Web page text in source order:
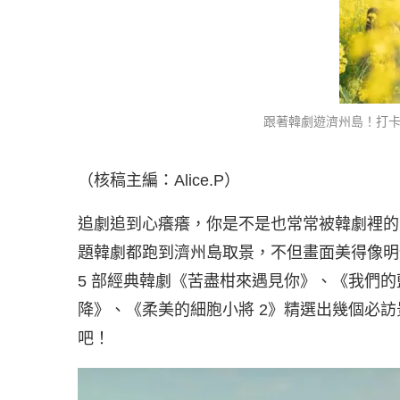
跟著韓劇遊濟州島！打
（核稿主編：Alice.P）
追劇追到心癢癢，你是不是也常常被韓劇裡
題韓劇都跑到濟州島取景，不但畫面美得像
5 部經典韓劇《苦盡柑來遇見你》、《我們
降》、《柔美的細胞小將 2》精選出幾個必
吧！